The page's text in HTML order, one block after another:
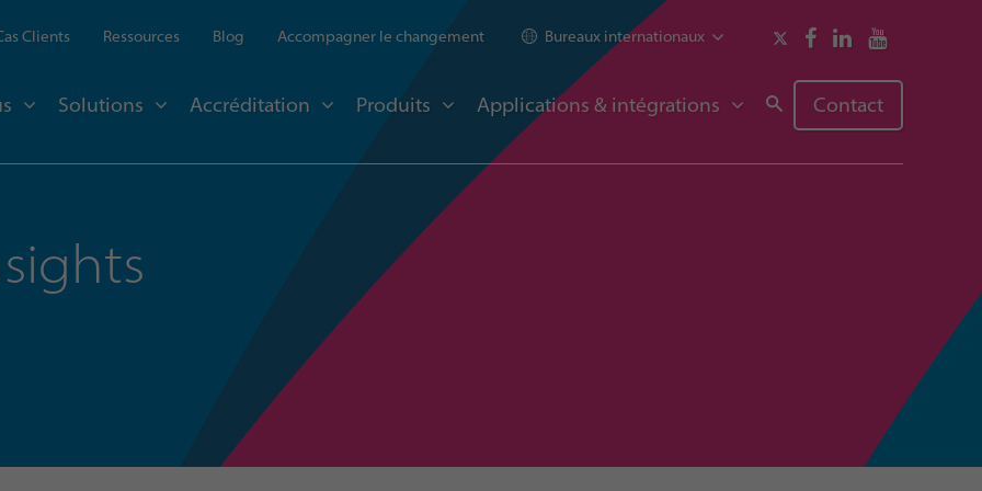
Clients Ressources Blog Accompagner le changement Bureaux internationaux
Solutions Accréditation Produits Applications & intégrations Contact